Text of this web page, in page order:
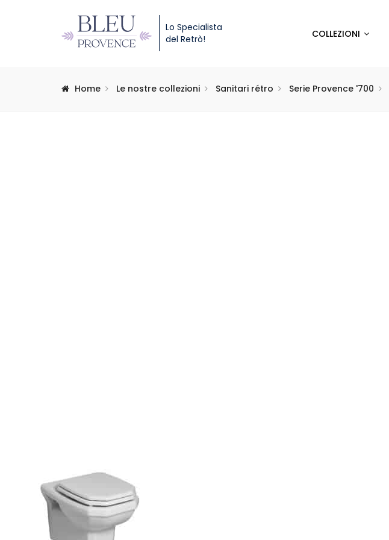
Lo Specialista
del Retrò!
COLLEZIONI
Home Le nostre collezioni Sanitari rétro Serie Provence '700